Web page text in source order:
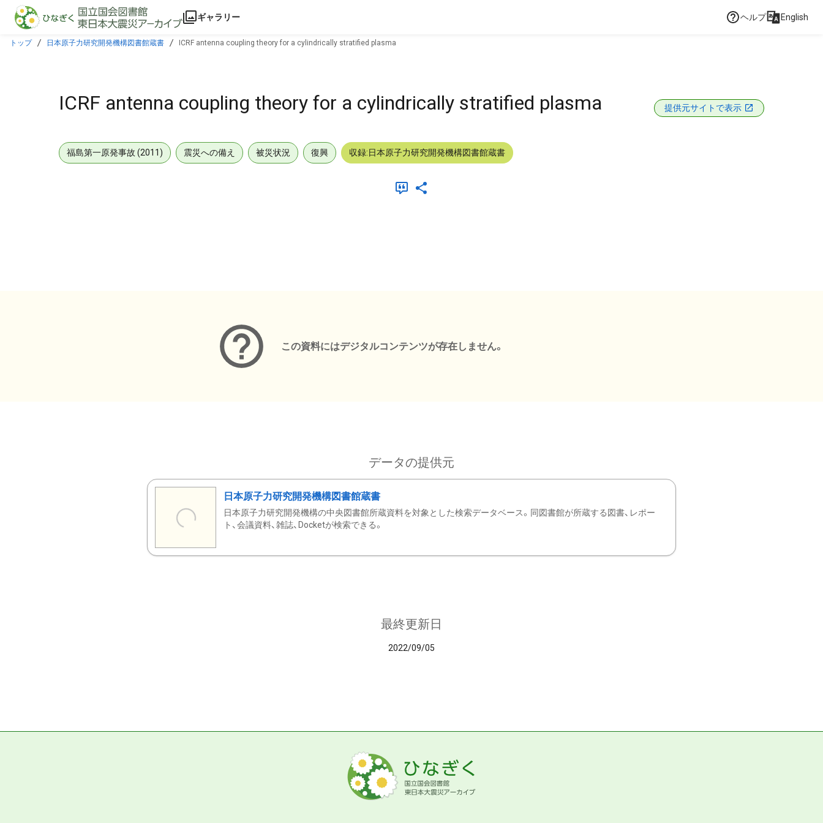
本文に飛ぶ
ギャラリー ヘルプ English
トップ 日本原子力研究開発機構図書館蔵書 ICRF antenna coupling theory for a cylindrically stratified plasma
ICRF antenna coupling theory for a cylindrically stratified plasma 提供元サイトで表示
福島第一原発事故 (2011) 震災への備え 被災状況 復興 収録:日本原子力研究開発機構図書館蔵書
この資料にはデジタルコンテンツが存在しません。
データの提供元
日本原子力研究開発機構図書館蔵書
日本原子力研究開発機構の中央図書館所蔵資料を対象とした検索データベース。同図書館が所蔵する図書、レポー
ト、会議資料、雑誌、Docketが検索できる。
最終更新日
2022/09/05